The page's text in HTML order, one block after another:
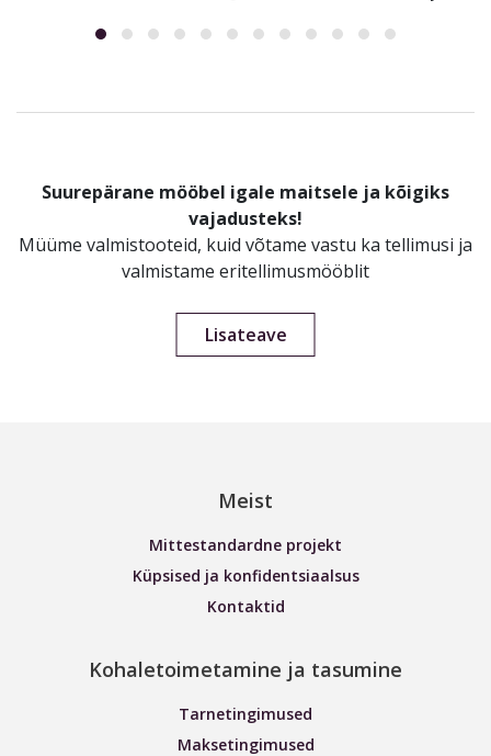
Suurepärane mööbel igale maitsele ja kõigiks
vajadusteks!
Müüme valmistooteid, kuid võtame vastu ka tellimusi ja
valmistame eritellimusmööblit
Lisateave
Meist
Mittestandardne projekt
Küpsised ja konfidentsiaalsus
Kontaktid
Kohaletoimetamine ja tasumine
Tarnetingimused
Maksetingimused